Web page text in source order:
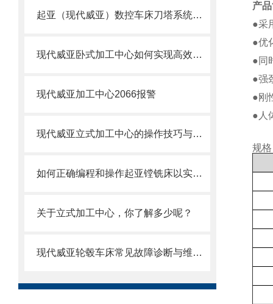
起亚（现代威亚）数控车床刀塔系统故障与原点调试技术研究
现代威亚卧式加工中心如何实现高效生产？
现代威亚加工中心2066报警
现代威亚立式加工中心的操作技巧与注意事项
如何正确编程和操作起亚镗铣床以实现高效加工？
关于立式加工中心，你了解多少呢？
现代威亚轮毂车床常见故障诊断与维修方法
产
●采
●优
●同
●强
●刚
●人
规格